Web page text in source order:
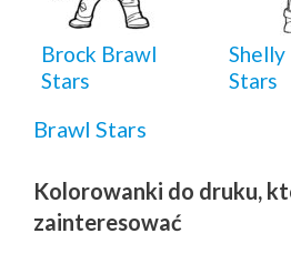
Brock Brawl
Stars
Stars
Brawl Stars
Kolorowanki do druku,
zainteresować